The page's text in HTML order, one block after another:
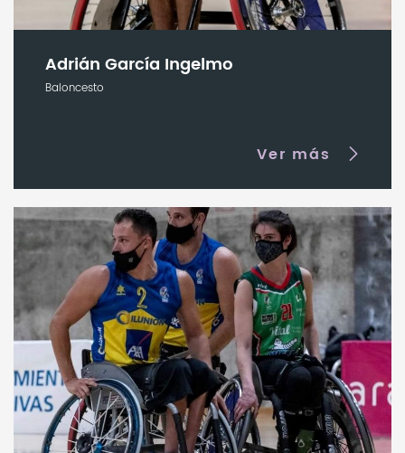
Adrián García Ingelmo
Baloncesto
Ver más